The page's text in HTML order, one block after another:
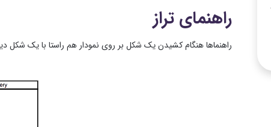
راهنمای تراز
راهنماها هنگام کشیدن یک شکل بر روی نمودار هم راستا با یک